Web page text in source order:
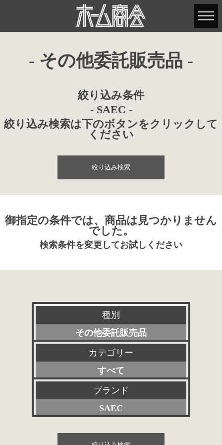
- その他委託販売品 -
絞り込み条件
- SAEC -
絞り込み検索は下のボタンをクリックして
ください
絞り込み検索
御指定の条件では、商品は見つかりません
でした。
検索条件を変更してお試しください
種別
その他委託販売品
新品
特選アクセサリー
委託販売品
特価品
カテゴリー
すべて
プリアンプ
パワーアンプ
プリメインアンプ
ブランド
SAEC